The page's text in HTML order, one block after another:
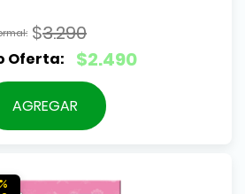
$3.290
El
precio
original
$2.490
El
precio
actual
AGREGAR